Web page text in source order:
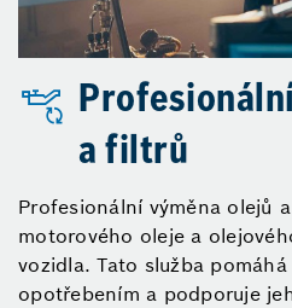
a filtrů
Profesionální výměna olejů
motorového oleje a
vozidla. Tato služba
opotřebením a podporuje